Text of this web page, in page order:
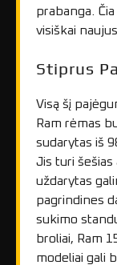
prabanga.
visiškai
Stiprus
Visą šį
Ram rėmas
sudarytas iš
Jis turi šešias
uždarytas
pagrindines
sukimo
broliai, Ram
modeliai gali